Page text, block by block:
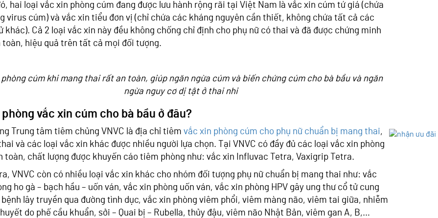
hai loại vắc xin phòng cúm đang được lưu hành rộng rãi tại Việt Nam là vắc xin cúm tứ giá (chứa
virus cúm) và vắc xin tiểu đơn vị (chỉ chứa các kháng nguyên cần thiết, không chứa tất cả các
khác). Cả 2 loại vắc xin này đều không chống chỉ định cho phụ nữ có thai và đã được chứng minh
toàn, hiệu quả trên tất cả mọi đối tượng.
phòng cúm khi mang thai rất an toàn, giúp ngăn ngừa cúm và biến chứng cúm cho bà bầu và ngăn
ngừa nguy cơ dị tật ở thai nhi
vắc xin cúm cho bà bầu ở đâu?
Trung tâm tiêm chủng VNVC là địa chỉ tiêm vắc xin phòng cúm cho phụ nữ chuẩn bị mang thai,
và các loại vắc xin khác được nhiều người lựa chọn. Tại VNVC có đầy đủ các loại vắc xin phòng
toàn, chất lượng được khuyến cáo tiêm phòng như: vắc xin Influvac Tetra, Vaxigrip Tetra.
VNVC còn có nhiều loại vắc xin khác cho nhóm đối tượng phụ nữ chuẩn bị mang thai như: vắc
ho gà – bạch hầu – uốn ván, vắc xin phòng uốn ván, vắc xin phòng HPV gây ung thư cổ tử cung
lây truyền qua đường tình dục, vắc xin phòng viêm phổi, viêm màng não, viêm tai giữa, nhiễm
do phế cầu khuẩn, sởi – Quai bị – Rubella, thủy đậu, viêm não Nhật Bản, viêm gan A, B,…